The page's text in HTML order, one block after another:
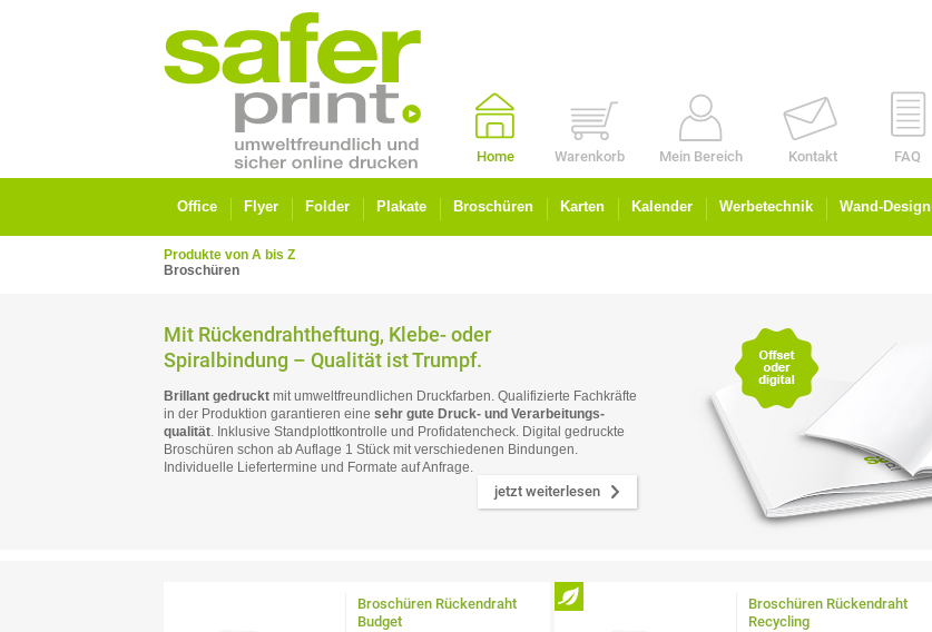
Home Warenkorb Mein Bereich Kontakt FAQ
Office Flyer Folder Plakate Broschüren Karten Kalender Werbetechnik Wand-Design
Produkte von A bis Z
Broschüren
Mit Rückendrahtheftung, Klebe- oder
Spiralbindung – Qualität ist Trumpf.
Brillant gedruckt mit umweltfreundlichen Druckfarben. Qualifizierte Fach­kräfte
in der Produktion garantieren eine sehr gute Druck- und Ver­arbeitungs­
qualität. Inklusive Stand­plott­kontrolle und Profi­datencheck. Digital gedruckte
Broschüren schon ab Auflage 1 Stück mit verschiedenen Bindungen.
Individuelle Liefertermine und Formate auf Anfrage.
jetzt weiterlesen
Broschüren Rückendraht
Budget
Broschüren Rückendraht
Recycling